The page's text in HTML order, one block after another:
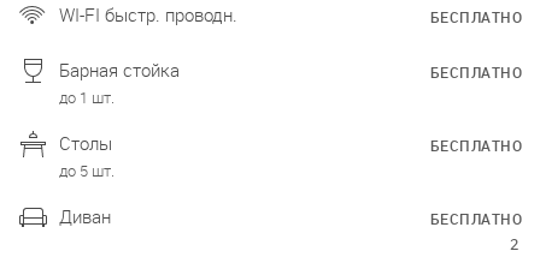
WI-FI быстр. проводн. БЕСПЛАТНО
Барная стойка
до 1 шт.
БЕСПЛАТНО
Столы
до 5 шт.
БЕСПЛАТНО
Диван
2
БЕСПЛАТНО